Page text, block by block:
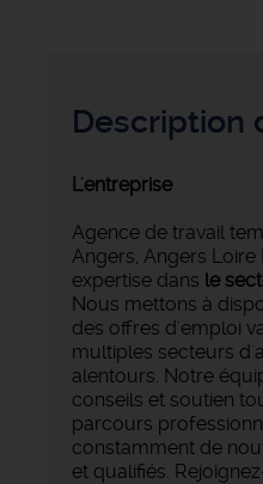
Description
L'entreprise
Agence de travail
Angers, Angers
expertise dans le
Nous mettons à
des offres d'emploi
multiples secteurs
alentours. Notre
conseils et soutien
parcours
constamment de
et qualifiés.